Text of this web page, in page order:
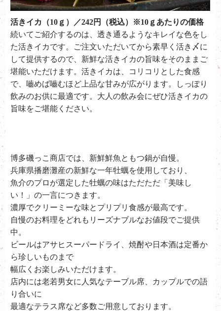
活きイカ（10ｇ）／242円（税込）※10ｇあたりの価格
続いてご紹介するのは、透き通るようなキレイな色をし
た活きイカです。ご注文いただいてから素早く活き〆に
して提供するので、新鮮な活きイカの旨味をそのままご
堪能いただけます。活きイカは、コリコリとした食感
で、嚙めば嚙むほど上品な甘みが広がります。しっぽり
飲みのお供に最適です。大人の飲み会にぜひ活きイカの
旨味をご堪能ください。
博多磯っこ商店では、新鮮鮮魚ともつ鍋が自慢。
兵庫県播磨灘産の新鮮な一年牡蠣を使用しており、
魚介のプロが選定した牡蠣の味はただただ「美味し
い！」の一言につきます。
濃厚でクリーミーな味とプリプリ食感が最高です。
自慢のお料理をどれもリーズナブルなお値段でご提供
中。
ビールはアサヒスーパードライ、焼酎や日本酒は定番か
ら珍しいものまで
幅広くお楽しみいただけます。
店内には老若男女に人気なテーブル席、カップルでの語
り合いに
最適なテラス席など多数ご用意しております。